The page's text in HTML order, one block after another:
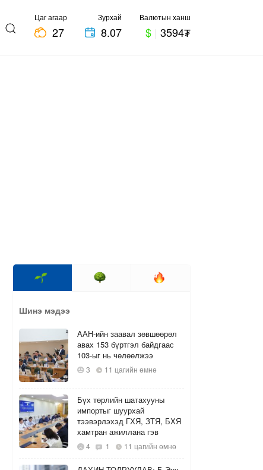
Цаг агаар
27
Зурхай
8.07
Валютын ханш
$ | 3594₮
Шинэ мэдээ
ААН-ийн заавал зөвшөөрөл
авах 153 бүртгэл байдгаас
103-ыг нь чөлөөлжээ
3 11 цагийн өмнө
Бүх төрлийн шатахууны
импортыг шуурхай
тээвэрлэхэд ГХЯ, ЗТЯ, БХЯ
хамтран ажиллана гэв
4 1 11 цагийн өмнө